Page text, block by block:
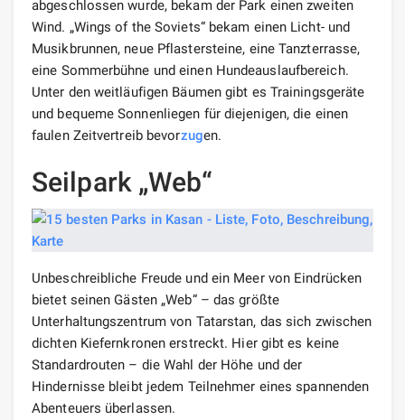
abgeschlossen wurde, bekam der Park einen zweiten
Wind. „Wings of the Soviets“ bekam einen Licht- und
Musikbrunnen, neue Pflastersteine, eine Tanzterrasse,
eine Sommerbühne und einen Hundeauslaufbereich.
Unter den weitläufigen Bäumen gibt es Trainingsgeräte
und bequeme Sonnenliegen für diejenigen, die einen
faulen Zeitvertreib bevorzugen.
Seilpark „Web“
Unbeschreibliche Freude und ein Meer von Eindrücken
bietet seinen Gästen „Web“ – das größte
Unterhaltungszentrum von Tatarstan, das sich zwischen
dichten Kiefernkronen erstreckt. Hier gibt es keine
Standardrouten – die Wahl der Höhe und der
Hindernisse bleibt jedem Teilnehmer eines spannenden
Abenteuers überlassen.